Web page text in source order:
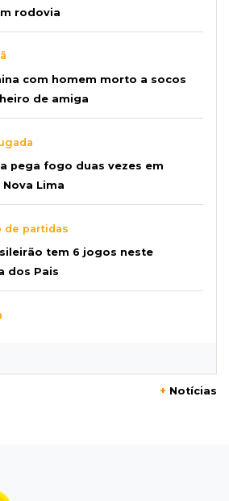
rodovia
com homem morto a socos
de amiga
pega fogo duas vezes em
Lima
partidas
tem 6 jogos neste
dos Pais
filha em loja
perde 58 mil hectares e R$ 12
+ Notícias